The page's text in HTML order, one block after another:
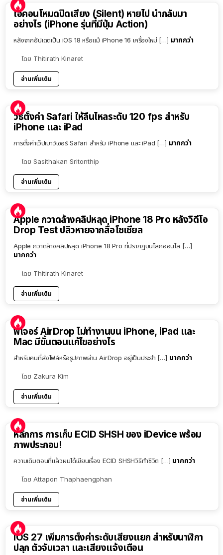
ไอคอนโหมดปิดเสียง (Silent) หายไป นำกลับมา
อย่างไร (iPhone รุ่นที่มีปุ่ม Action)
หลังจากอัปเดตเป็น iOS 18 หรือแม้ iPhone 16 เครื่องใหม่ […] มากกว่า
โดย Thitirath Kinaret
อ่านเพิ่มเติม
วิธีตั้งค่า Safari ให้ลื่นไหลระดับ 120 fps สำหรับ
iPhone และ iPad
การตั้งค่าเว็ปเบาว์เซอร์ Safari สำหรับ iPhone และ iPad […] มากกว่า
โดย Sasithakan Sritonthip
อ่านเพิ่มเติม
Apple กวาดล้างคลิปหลุด iPhone 18 Pro หลังวิดีโอ
Drop Test ปลิวหายจากสื่อโซเชียล
Apple กวาดล้างคลิปหลุด iPhone 18 Pro ที่ปรากฏบนโลกออนไล […]
มากกว่า
โดย Thitirath Kinaret
อ่านเพิ่มเติม
ฟีเจอร์ AirDrop ไม่ทำงานบน iPhone, iPad และ
Mac มีขั้นตอนแก้ไขอย่างไร
สำหรับคนที่ส่งไฟล์หรือรูปภาพผ่าน AirDrop อยู่เป็นประจำ […] มากกว่า
โดย Zakura Kim
อ่านเพิ่มเติม
หลักการ การเก็บ ECID SHSH ของ iDevice พร้อม
ภาพประกอบ!
ความเดิมตอนที่แล้วผมได้เขียนเรื่อง ECID SHSHวิธีทำชีวิต […] มากกว่า
โดย Attapon Thaphaengphan
อ่านเพิ่มเติม
iOS 27 เพิ่มการตั้งค่าระดับเสียงแยก สำหรับนาฬิกา
ปลุก ตัวจับเวลา และเสียงแจ้งเตือน